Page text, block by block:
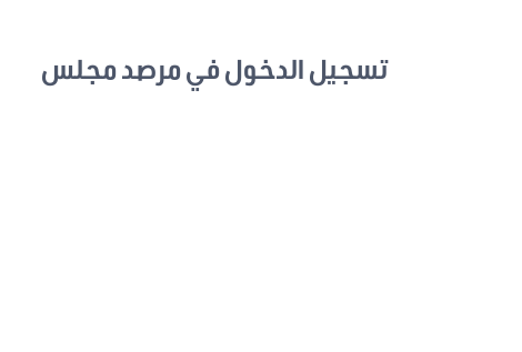
تسجيل الدخول في مرصد مجلس